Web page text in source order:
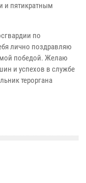
и пятикратным
по
лично поздравляю
победой. Желаю
и успехов в службе
тероргана